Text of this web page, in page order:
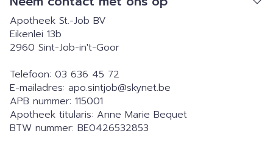
Apotheek St.-Job BV
Eikenlei 13b
2960 Sint-Job-in't-Goor
Telefoon: 03 636 45 72
E-mailadres: apo.sintjob@skynet.be
APB nummer: 115001
Apotheek titularis: Anne Marie Bequet
BTW nummer: BE0426532853